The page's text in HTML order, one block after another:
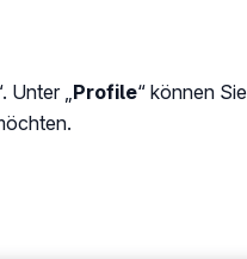
Unter „Profile“ können Sie